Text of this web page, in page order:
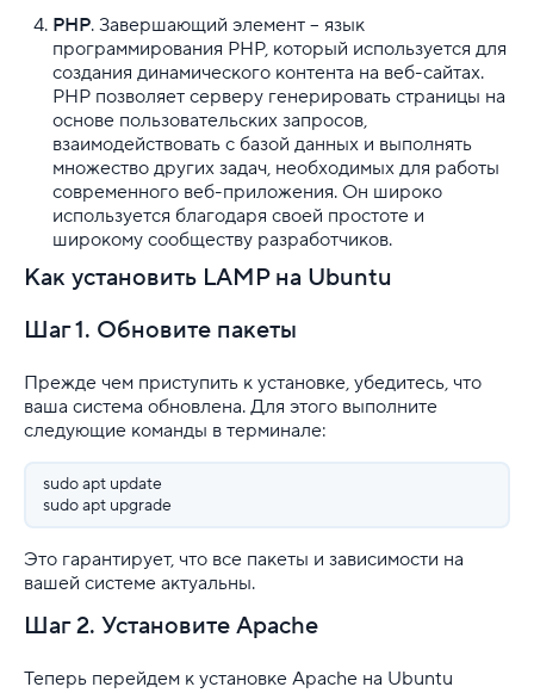
Конструктор сайта
SSL
Реклама и продвижение
Для разработки
Выделенные серверы
Правила оказания услуг и ограничения
Полезная информация
Хостинг для начинающих
PHP. Завершающий элемент – язык
программирования PHP, который используется для
создания динамического контента на веб-сайтах.
PHP позволяет серверу генерировать страницы на
основе пользовательских запросов,
взаимодействовать с базой данных и выполнять
множество других задач, необходимых для работы
современного веб-приложения. Он широко
используется благодаря своей простоте и
широкому сообществу разработчиков.
Как установить LAMP на Ubuntu
Шаг 1. Обновите пакеты
Прежде чем приступить к установке, убедитесь, что
ваша система обновлена. Для этого выполните
следующие команды в терминале:
sudo apt update
sudo apt upgrade
Это гарантирует, что все пакеты и зависимости на
вашей системе актуальны.
Шаг 2. Установите Apache
Теперь перейдем к установке Apache на Ubuntu